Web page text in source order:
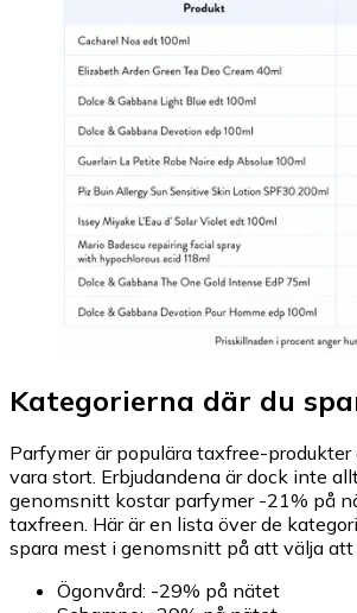
Kategorierna där du
Parfymer är populära taxfree-
vara stort. Erbjudandena är dock inte
genomsnitt kostar parfymer -21% på
taxfreen. Här är en lista över de
spara mest i genomsnitt på att välja
Ögonvård: -29% på nätet